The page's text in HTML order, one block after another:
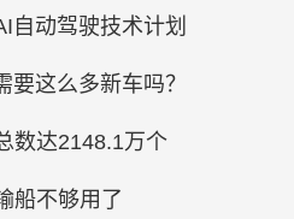
自动驾驶技术计划
要这么多新车吗？
数达2148.1万个
船不够用了